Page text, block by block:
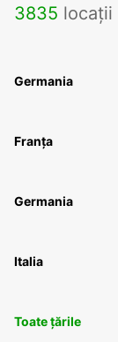
3835 locații
Germania
Franța
Germania
Italia
Toate țările